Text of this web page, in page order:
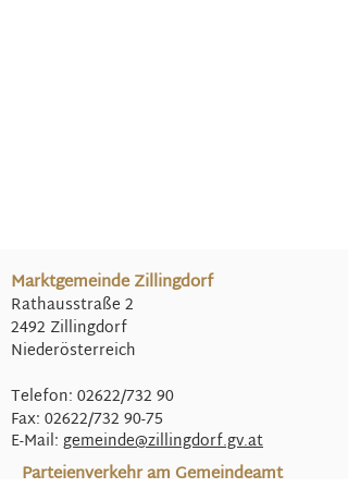
Marktgemeinde Zillingdorf
Rathausstraße 2
2492 Zillingdorf
Niederösterreich
Telefon: 02622/732 90
Fax: 02622/732 90-75
E-Mail: gemeinde@zillingdorf.gv.at
Parteienverkehr am Gemeindeamt